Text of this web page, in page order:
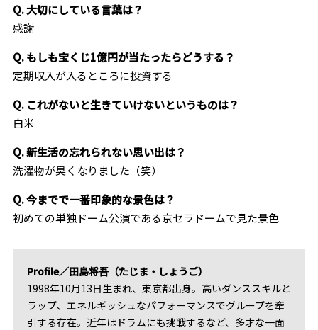
Q. 大切にしている言葉は？
感謝
Q. もしも宝くじ1億円が当たったらどうする？
定期収入が入るところに投資する
Q. これがないと生きていけないというものは？
白米
Q. 新生活の忘れられない思い出は？
洗濯物が臭くなりました（笑）
Q. 今までで一番印象的な景色は？
初めての単独ドーム公演である京セラドームで見た景色
Profile／田島将吾（たじま・しょうご）
1998年10月13日生まれ、東京都出身。高いダンススキルと
ラップ、エネルギッシュなパフォーマンスでグループを牽
引する存在。近年はドラムにも挑戦するなど、多才な一面